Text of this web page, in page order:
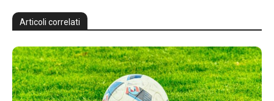
Articoli correlati